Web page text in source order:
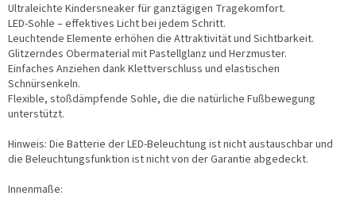
Ultraleichte Kindersneaker für ganztägigen Tragekomfort.
LED-Sohle – effektives Licht bei jedem Schritt.
Leuchtende Elemente erhöhen die Attraktivität und Sichtbarkeit.
Glitzerndes Obermaterial mit Pastellglanz und Herzmuster.
Einfaches Anziehen dank Klettverschluss und elastischen
Schnürsenkeln.
Flexible, stoßdämpfende Sohle, die die natürliche Fußbewegung
unterstützt.
Hinweis: Die Batterie der LED-Beleuchtung ist nicht austauschbar und
die Beleuchtungsfunktion ist nicht von der Garantie abgedeckt.
Innenmaße: